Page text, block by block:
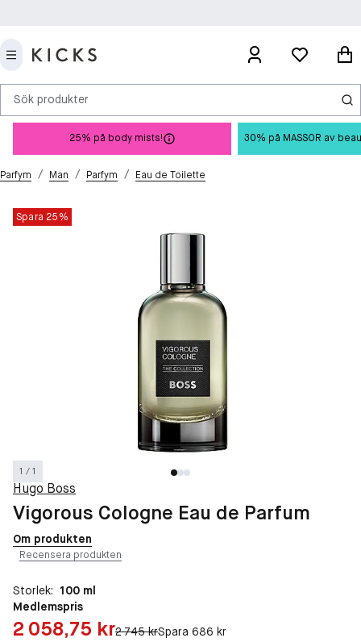
Sök produkter
25% på body mists! 30% på MASSOR av
Parfym / Man / Parfym / Eau de Toilette
Spara 25%
1 / 1
Hugo Boss
Vigorous Cologne Eau de Parfum
Om produkten
Recensera produkten
Storlek: 100 ml
Medlemspris
Pris: 2 058,75 kr
2 058,75 krOriginal pris:
2 745 krSpara 686 kr